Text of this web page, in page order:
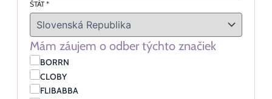
ŠTÁT*
Mám záujem o odber týchto značiek
BORRN
CLOBY
FLIBABBA